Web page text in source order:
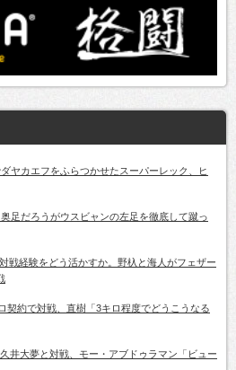
ヤカエフをふらつかせたスーパーレック、ヒ
足だろうがウスビャンの左足を徹底して蹴っ
戦経験をどう活かすか。野杁と海人がフェザー
契約で対戦、直樹「3キロ程度でどうこうなる
井大夢と対戦、モー・アブドゥラマン「ビュー